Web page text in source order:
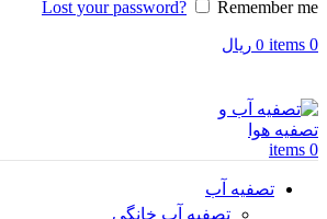
Lost your password?
Remember me
0
items
0 ریال
0
items
تصفیه آب
تصفیه آب خانگی